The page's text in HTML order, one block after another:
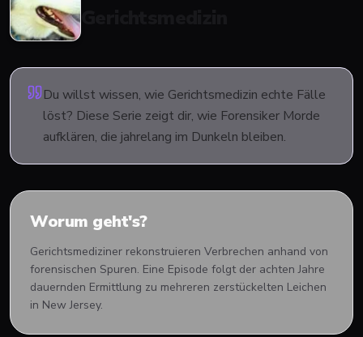
Du willst wissen, wie Gerichtsmedizin echte Fälle
löst? Diese Serie zeigt dir, wie Forensiker Morde
aufklären, die jahrelang im Dunkeln bleiben.
Worum geht's?
Gerichtsmediziner rekonstruieren Verbrechen anhand von
forensischen Spuren. Eine Episode folgt der achten Jahre
dauernden Ermittlung zu mehreren zerstückelten Leichen
in New Jersey.